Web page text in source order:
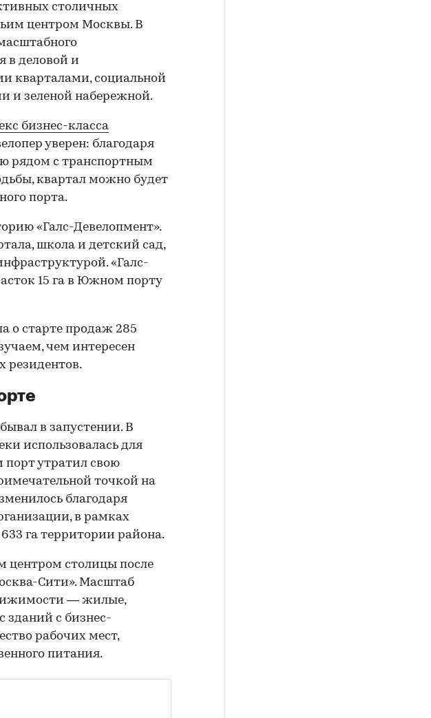
столичных
центром Москвы. В
в деловой и
кварталами, социальной
и зеленой набережной.
бизнес-класса
уверен: благодаря
рядом с транспортным
квартал можно будет
порта.
«Галс-Девелопмент».
школа и детский сад,
«Галс-
15 га в Южном порту
о старте продаж 285
чем интересен
резидентов.
в запустении. В
использовалась для
порт утратил свою
точкой на
благодаря
в рамках
га территории района.
центром столицы после
Сити». Масштаб
— жилые,
зданий с бизнес-
рабочих мест,
питания.